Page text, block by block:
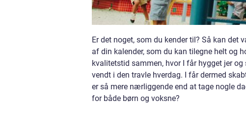
Er det noget, som du kender til? Så kan
af din kalender, som du kan tilegne helt og
kvalitetstid sammen, hvor I får hygget jer
vendt i den travle hverdag. I får dermed
er så mere nærliggende end at tage nogle
for både børn og voksne?